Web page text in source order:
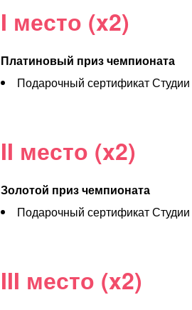
I место (x2)
Платиновый приз чемпионата
Подарочный сертификат
II место (x2)
Золотой приз чемпионата
Подарочный сертификат
III место (x2)